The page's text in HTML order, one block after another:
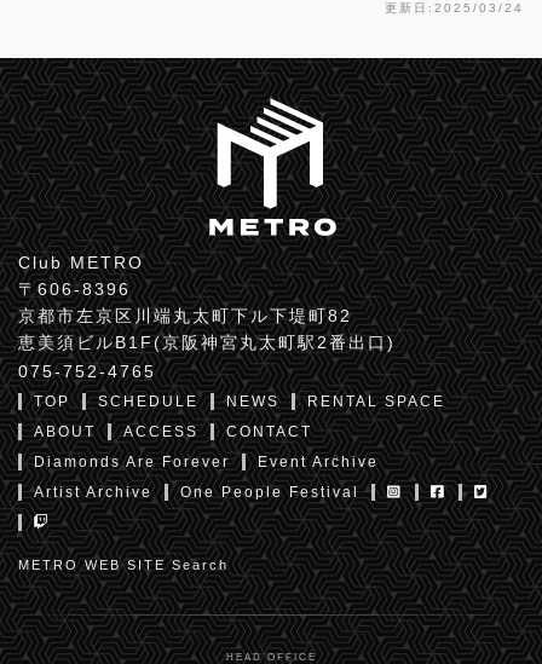
更新日:2025/03/24
Club METRO
〒606-8396
京都市左京区川端丸太町下ル下堤町82
恵美須ビルB1F(京阪神宮丸太町駅2番出口)
075-752-4765
TOP SCHEDULE NEWS
RENTAL SPACE
ABOUT
ACCESS
CONTACT
Diamonds Are Forever
Event Archive
Artist Archive
One People Festival
METRO WEB SITE Search
HEAD OFFICE